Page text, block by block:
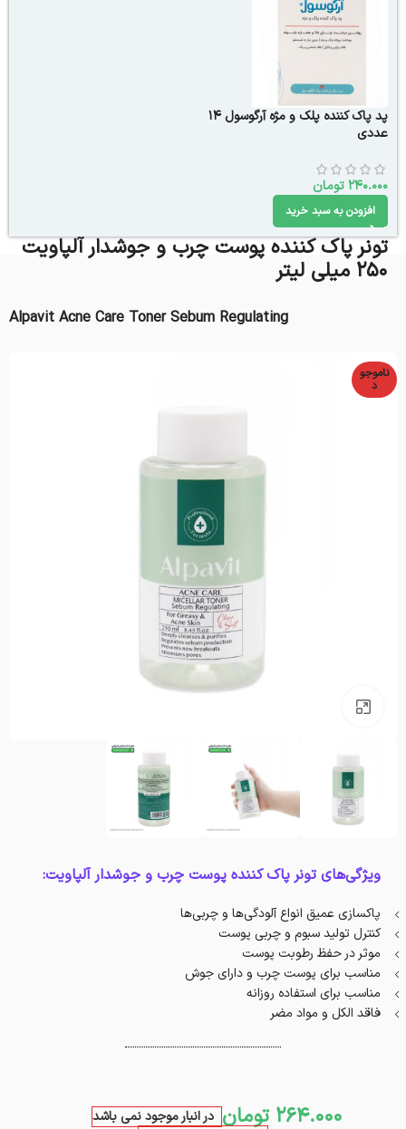
پد پاک کننده پلک و مژه آرگوسول 14
عددی
240.000تومان
افزودن به سبد خرید
تونر پاک کننده پوست چرب و جوشدار آلپاویت
۲۵۰ میلی لیتر
Alpavit Acne Care Toner Sebum Regulating
ناموجو
د
ویژگی‌های تونر پاک کننده پوست چرب و جوشدار آلپاویت:
پاکسازی عمیق انواع آلودگی‌ها و چربی‌ها
کنترل تولید سبوم و چربی پوست
موثر در حفظ رطوبت پوست
مناسب برای پوست چرب و دارای جوش
مناسب برای استفاده روزانه
فاقد الکل و مواد مضر
264.000 تومان در انبار موجود نمی باشد